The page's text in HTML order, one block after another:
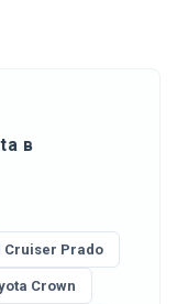
в
Cruiser Prado
Crown